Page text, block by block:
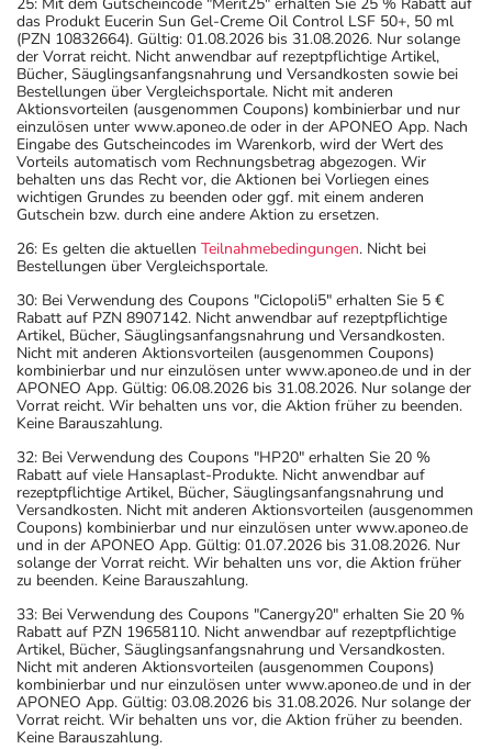
das Produkt Eucerin Sun Gel-Creme Oil Control LSF 50+, 50 ml
(PZN 10832664). Gültig: 01.08.2026 bis 31.08.2026. Nur solange
der Vorrat reicht. Nicht anwendbar auf rezeptpflichtige Artikel,
Bücher, Säuglingsanfangsnahrung und Versandkosten sowie bei
Bestellungen über Vergleichsportale. Nicht mit anderen
Aktionsvorteilen (ausgenommen Coupons) kombinierbar und nur
einzulösen unter www.aponeo.de oder in der APONEO App. Nach
Eingabe des Gutscheincodes im Warenkorb, wird der Wert des
Vorteils automatisch vom Rechnungsbetrag abgezogen. Wir
behalten uns das Recht vor, die Aktionen bei Vorliegen eines
wichtigen Grundes zu beenden oder ggf. mit einem anderen
Gutschein bzw. durch eine andere Aktion zu ersetzen.
26: Es gelten die aktuellen Teilnahmebedingungen. Nicht bei
Bestellungen über Vergleichsportale.
30: Bei Verwendung des Coupons "Ciclopoli5" erhalten Sie 5 €
Rabatt auf PZN 8907142. Nicht anwendbar auf rezeptpflichtige
Artikel, Bücher, Säuglingsanfangsnahrung und Versandkosten.
Nicht mit anderen Aktionsvorteilen (ausgenommen Coupons)
kombinierbar und nur einzulösen unter www.aponeo.de und in der
APONEO App. Gültig: 06.08.2026 bis 31.08.2026. Nur solange der
Vorrat reicht. Wir behalten uns vor, die Aktion früher zu beenden.
Keine Barauszahlung.
32: Bei Verwendung des Coupons "HP20" erhalten Sie 20 %
Rabatt auf viele Hansaplast-Produkte. Nicht anwendbar auf
rezeptpflichtige Artikel, Bücher, Säuglingsanfangsnahrung und
Versandkosten. Nicht mit anderen Aktionsvorteilen (ausgenommen
Coupons) kombinierbar und nur einzulösen unter www.aponeo.de
und in der APONEO App. Gültig: 01.07.2026 bis 31.08.2026. Nur
solange der Vorrat reicht. Wir behalten uns vor, die Aktion früher
zu beenden. Keine Barauszahlung.
33: Bei Verwendung des Coupons "Canergy20" erhalten Sie 20 %
Rabatt auf PZN 19658110. Nicht anwendbar auf rezeptpflichtige
Artikel, Bücher, Säuglingsanfangsnahrung und Versandkosten.
Nicht mit anderen Aktionsvorteilen (ausgenommen Coupons)
kombinierbar und nur einzulösen unter www.aponeo.de und in der
APONEO App. Gültig: 03.08.2026 bis 31.08.2026. Nur solange der
Vorrat reicht. Wir behalten uns vor, die Aktion früher zu beenden.
Keine Barauszahlung.